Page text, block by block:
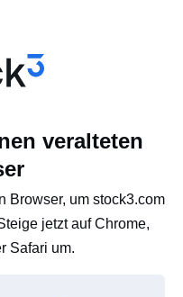
veralteten
Browser, um stock3.com
jetzt auf Chrome,
Safari um.